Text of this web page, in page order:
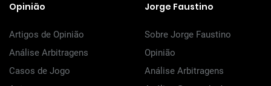
Opinião
Artigos de Opinião
Análise Arbitragens
Casos de Jogo
Jorge Faustino
Sobre Jorge Faustino
Opinião
Análise Arbitragens